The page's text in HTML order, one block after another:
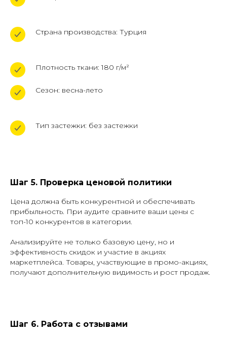
Страна производства: Турция
Плотность ткани: 180 г/м²
Сезон: весна-лето
Тип застежки: без застежки
Шаг 5. Проверка ценовой политики
Цена должна быть конкурентной и обеспечивать
прибыльность. При аудите сравните ваши цены с
топ-10 конкурентов в категории.
Анализируйте не только базовую цену, но и
эффективность скидок и участие в акциях
маркетплейса. Товары, участвующие в промо-акциях,
получают дополнительную видимость и рост продаж.
Шаг 6. Работа с отзывами